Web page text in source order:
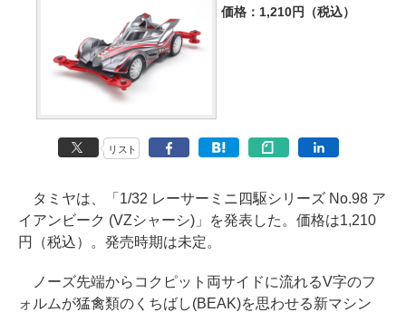
価格：1,210円（税込）
リスト
タミヤは、「1/32 レーサーミニ四駆シリーズ No.98 ア
イアンビーク (VZシャーシ)」を発表した。価格は1,210
円（税込）。発売時期は未定。
ノーズ先端からコクピット両サイドに流れるV字のフ
ォルムが猛禽類のくちばし(BEAK)を思わせる新マシン